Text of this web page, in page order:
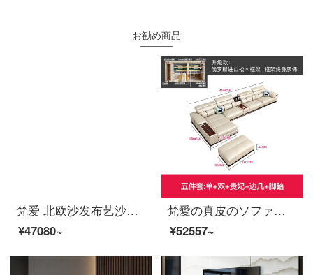
お勧め商品
梵爱 北欧沙发布艺沙发冬夏两用实木框架纳米科技布乳胶沙发可以拆洗USB充电功能沙发客厅整装家具 七件套+0229茶几电视柜 旗舰版（科技布乳胶弹簧座包）
¥47080~
梵愛の真皮のソファー現代簡単な頭の階の牛革のソファーの大きさの戸型の客間の家具のアップグレード版-双+単+辺+貴妃+足の実木のフレーム-本革のソファー
¥52557~